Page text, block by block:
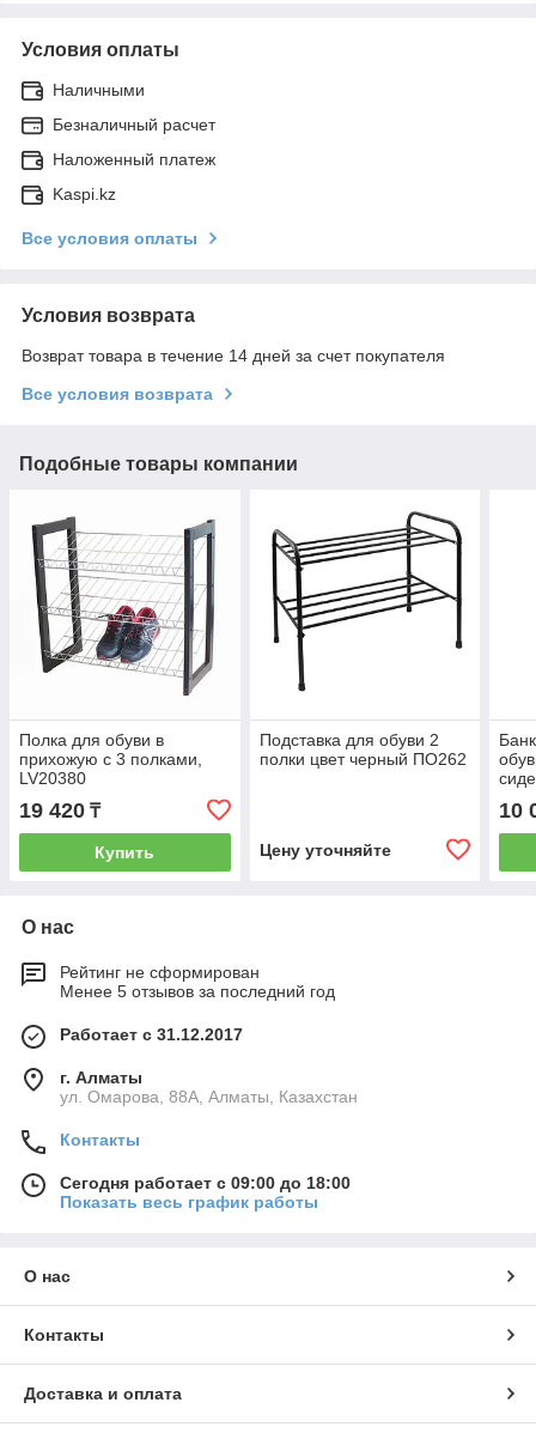
Условия оплаты
Наличными
Безналичный расчет
Наложенный платеж
Kaspi.kz
Все условия оплаты
Условия возврата
Возврат товара в течение 14 дней за счет покупателя
Все условия возврата
Подобные товары компании
Полка для обуви в
прихожую с 3 полками,
LV20380
19 420 ₸
Купить
Подставка для обуви 2
полки цвет черный ПО262
Цену уточняйте
10
О нас
Рейтинг не сформирован
Менее 5 отзывов за последний год
Работает с 31.12.2017
г. Алматы
ул. Омарова, 88А, Алматы, Казахстан
Контакты
Сегодня работает с 09:00 до 18:00
Показать весь график работы
О нас
Контакты
Доставка и оплата